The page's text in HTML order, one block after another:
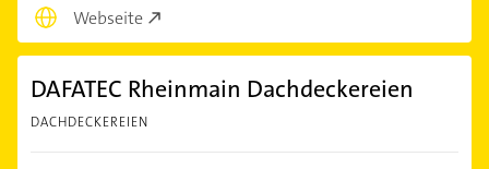
Webseite
DAFATEC Rheinmain Dachdeckereien
DACHDECKEREIEN